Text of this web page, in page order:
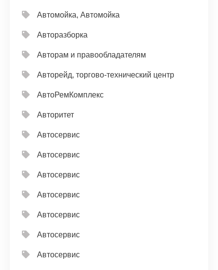
Автомойка, Автомойка
Авторазборка
Авторам и правообладателям
Авторейд, торгово-технический центр
АвтоРемКомплекс
Авторитет
Автосервис
Автосервис
Автосервис
Автосервис
Автосервис
Автосервис
Автосервис